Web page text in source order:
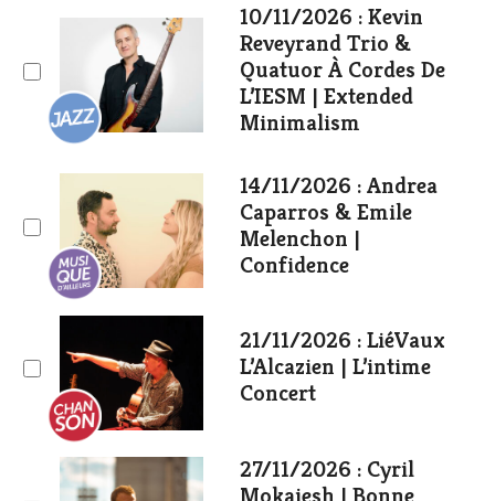
10/11/2026 : Kevin
Reveyrand Trio &
Quatuor À Cordes De
L’IESM | Extended
Minimalism
14/11/2026 : Andrea
Caparros & Emile
Melenchon |
Confidence
21/11/2026 : LiéVaux
L’Alcazien | L’intime
Concert
27/11/2026 : Cyril
Mokaiesh | Bonne